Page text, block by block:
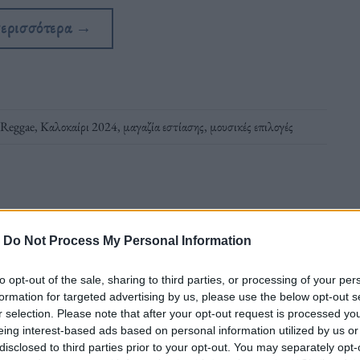
Do Not Process My Personal Information
opt-out of the sale, sharing to third parties, or processing of your
for targeted advertising by us, please use the below opt-out
selection. Please note that after your opt-out request is processed
interest-based ads based on personal information utilized by us
to third parties prior to your opt-out. You may separately
→
Reggae, Καλοκαίρι 2024, μαγαζία εστίασης, μουσικές επιλογές
των ανθρώπων αποκαλύπτουν τον τύπο